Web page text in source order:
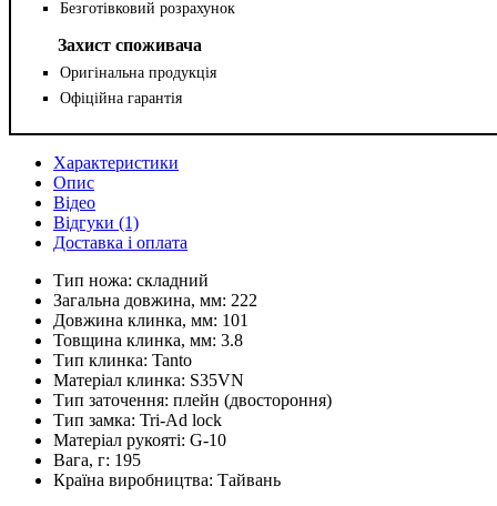
Безготівковий розрахунок
Захист споживача
Оригінальна продукція
Офіційна гарантія
Характеристики
Опис
Відео
Відгуки (1)
Доставка і оплата
Тип ножа: складний
Загальна довжина, мм: 222
Довжина клинка, мм: 101
Товщина клинка, мм: 3.8
Тип клинка: Tanto
Матеріал клинка: S35VN
Тип заточення: плейн (двостороння)
Тип замка: Tri-Ad lock
Матеріал рукояті: G-10
Вага, г: 195
Країна виробництва: Тайвань